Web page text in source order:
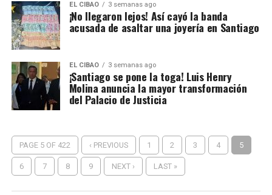
EL CIBAO 3 semanas ago
¡No llegaron lejos! Así cayó la banda
acusada de asaltar una joyería en Santiago
EL CIBAO 3 semanas ago
¡Santiago se pone la toga! Luis Henry
Molina anuncia la mayor transformación
del Palacio de Justicia
PAGE 5 OF 422 ‹ PREVIOUS 1 2 3 4 5
6 7 8 9 NEXT › LAST »